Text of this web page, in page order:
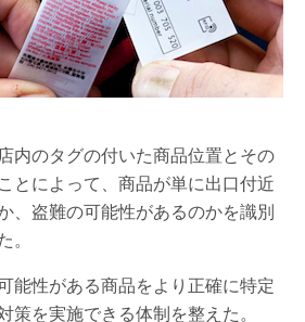
内のタグの付いた商品位置とその
とによって、商品が単に出口付近
、盗難の可能性があるのかを識別
能性がある商品をより正確に特定
策を実施できる体制を整えた。